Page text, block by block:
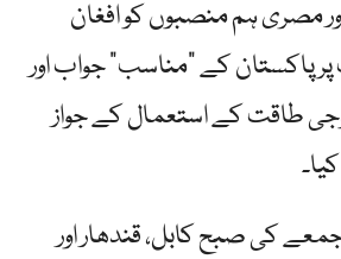
مصری ہم منصبوں کو افغان
پاکستان کے "مناسب” جواب اور
طاقت کے استعمال کے جواز
کی صبح کابل، قندھار اور